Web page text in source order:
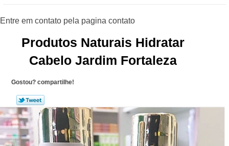
Produtos Naturais Hidratar
Cabelo Jardim Fortaleza
Gostou? compartilhe!